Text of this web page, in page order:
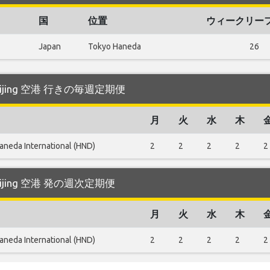
国 位置 ウィークリー
Japan Tokyo Haneda 26
空港 行きの毎週定期便
月 火 水 木
International (HND) 2 2 2 2 2
空港 発の週次定期便
月 火 水 木
International (HND) 2 2 2 2 2